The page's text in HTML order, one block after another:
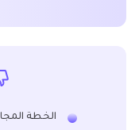
الخطة